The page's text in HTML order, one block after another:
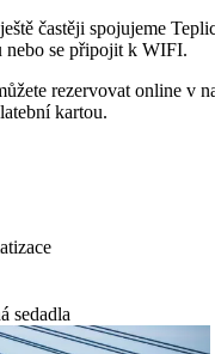
častěji spojujeme
nebo se připojit k WIFI.
rezervovat online v
kartou.
sedadla